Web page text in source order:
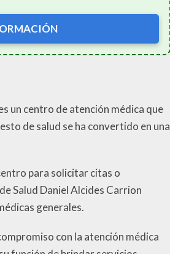
un centro de atención médica que
de salud se ha convertido en una
para solicitar citas o
Salud Daniel Alcides Carrion
generales.
con la atención médica